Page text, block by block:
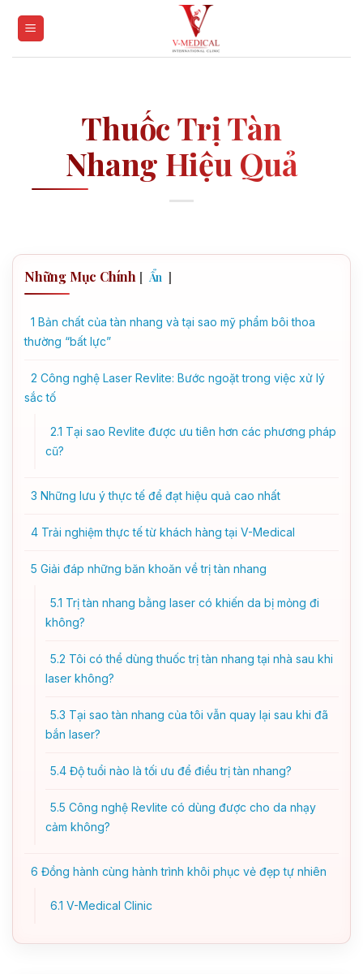
Thuốc Trị Tàn
Nhang Hiệu Quả
Những Mục Chính [ Ẩn ]
1 Bản chất của tàn nhang và tại sao mỹ phẩm bôi thoa
thường “bất lực”
2 Công nghệ Laser Revlite: Bước ngoặt trong việc xử lý
sắc tố
2.1 Tại sao Revlite được ưu tiên hơn các phương pháp
cũ?
3 Những lưu ý thực tế để đạt hiệu quả cao nhất
4 Trải nghiệm thực tế từ khách hàng tại V-Medical
5 Giải đáp những băn khoăn về trị tàn nhang
5.1 Trị tàn nhang bằng laser có khiến da bị mỏng đi
không?
5.2 Tôi có thể dùng thuốc trị tàn nhang tại nhà sau khi
laser không?
5.3 Tại sao tàn nhang của tôi vẫn quay lại sau khi đã
bắn laser?
5.4 Độ tuổi nào là tối ưu để điều trị tàn nhang?
5.5 Công nghệ Revlite có dùng được cho da nhạy
cảm không?
6 Đồng hành cùng hành trình khôi phục vẻ đẹp tự nhiên
6.1 V-Medical Clinic